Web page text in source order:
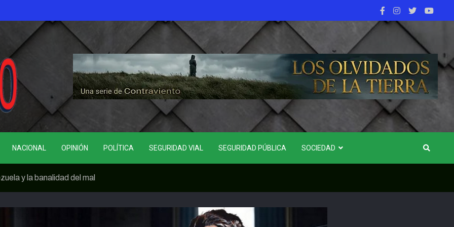
NACIONAL OPINIÓN POLÍTICA SEGURIDAD VIAL SEGURIDAD PÚBLICA SOCIEDAD
y la banalidad del mal